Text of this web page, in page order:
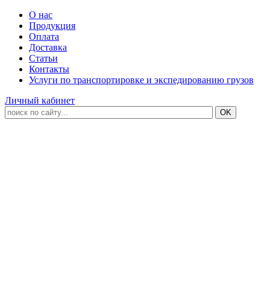
О нас
Продукция
Оплата
Доставка
Статьи
Контакты
Услуги по транспортировке и экспедированию грузов
Личный кабинет